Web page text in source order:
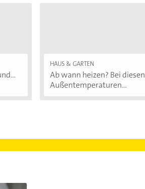
HAUS & GARTEN
Ab wann heizen? Bei diesen
Außentemperaturen...